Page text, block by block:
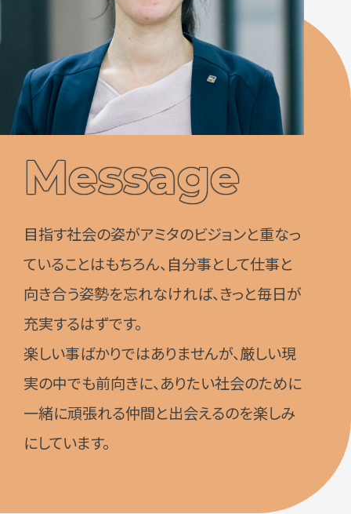
Message
目指す社会の姿がアミタのビジョンと重なっ
ていることはもちろん、自分事として仕事と
向き合う姿勢を忘れなければ、きっと毎日が
充実するはずです。
楽しい事ばかりではありませんが、厳しい現
実の中でも前向きに、ありたい社会のために
一緒に頑張れる仲間と出会えるのを楽しみ
にしています。